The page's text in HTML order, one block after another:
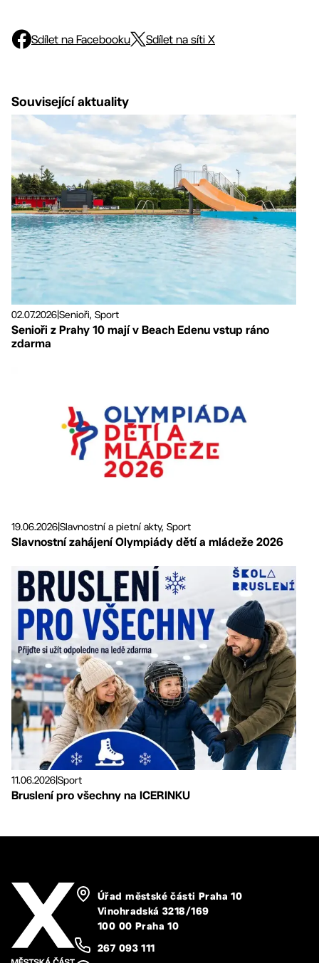
Sdílet na Facebooku Sdílet na síti X
Související aktuality
02.07.2026Senioři, Sport
Senioři z Prahy 10 mají v Beach Edenu vstup ráno
zdarma
19.06.2026Slavnostní a pietní akty, Sport
Slavnostní zahájení Olympiády dětí a mládeže 2026
11.06.2026|Sport
Bruslení pro všechny na ICERINKU
Úřad městské části Praha 10
Vinohradská 3218/169
100 00 Praha 10
267 093 111